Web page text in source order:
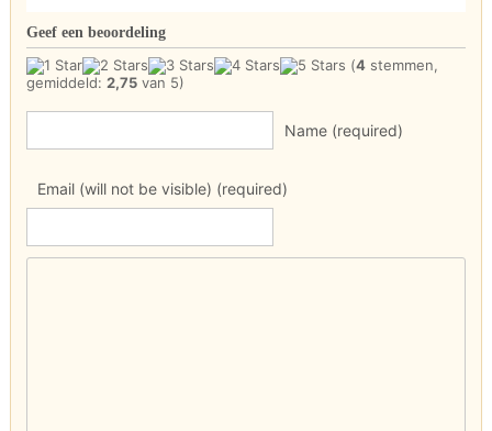
Geef een beoordeling
(4 stemmen,
gemiddeld: 2,75 van 5)
Name (required)
Email (will not be visible) (required)